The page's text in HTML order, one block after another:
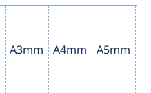
A3mm A4mm A5mm